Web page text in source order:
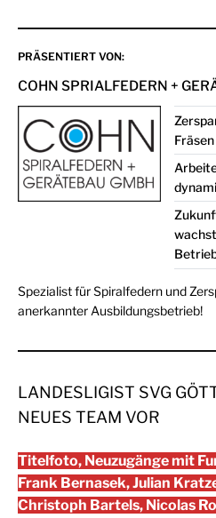
PRÄSENTIERT VON:
COHN SPRIALFEDERN +
Spezialist für Spiralfedern und
anerkannter Ausbildungsbetrieb!
LANDESLIGIST SVG
NEUES TEAM VOR
Titelfoto, Neuzugänge mit
Frank Bernasek, Julian
Christoph Bartels, Nicolas